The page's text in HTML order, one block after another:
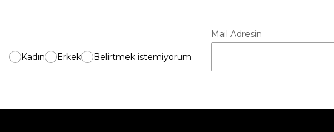
Kadın Erkek Belirtmek istemiyorum
Mail Adresin